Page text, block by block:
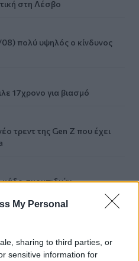
My Personal
sharing to third parties, or
sensitive information for
στη Λέσβο
πολύ υψηλός ο κίνδυνος
17χρονο για βιασμό
τρεντ της Gen Z που έχει
κάδο σκουπιδιών
168.000€ την εβδομάδα